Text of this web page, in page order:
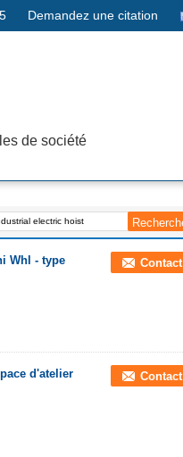
Demandez une citation
de société
Whl - type
Contact
d'atelier
Contact